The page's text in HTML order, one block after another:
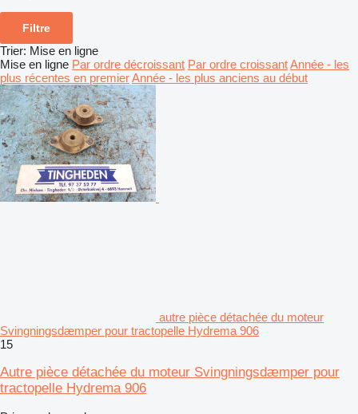
Filtre
Trier: Mise en ligne
Mise en ligne Par ordre décroissant Par ordre croissantAnnée - les
plus récentes en premierAnnée - les plus anciens au début
autre pièce détachée du moteur
Svingningsdæmper pour tractopelle Hydrema 906
15
Autre pièce détachée du moteur Svingningsdæmper pour
tractopelle Hydrema 906